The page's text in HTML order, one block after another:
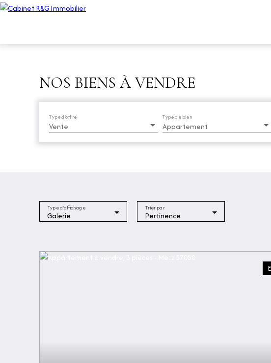
NOS BIENS À VENDRE
Vente
Type d'offre
Appartement
Type de bien
Galerie
Type d'affichage
Pertinence
Trier par